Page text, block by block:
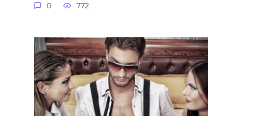
0 772